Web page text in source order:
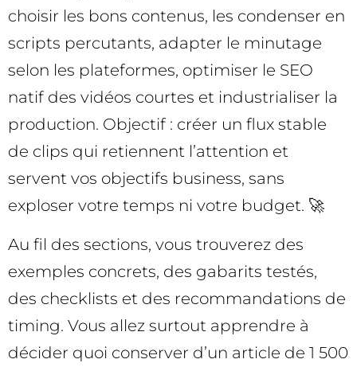
choisir les bons contenus, les condenser en
scripts percutants, adapter le minutage
selon les plateformes, optimiser le SEO
natif des vidéos courtes et industrialiser la
production. Objectif : créer un flux stable
de clips qui retiennent l’attention et
servent vos objectifs business, sans
exploser votre temps ni votre budget. 🚀
Au fil des sections, vous trouverez des
exemples concrets, des gabarits testés,
des checklists et des recommandations de
timing. Vous allez surtout apprendre à
décider quoi conserver d’un article de 1 500